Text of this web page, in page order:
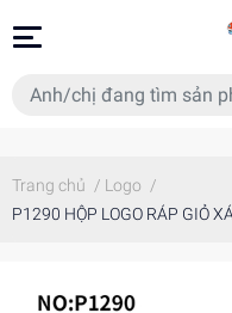
Trang chủ / Logo /
P1290 HỘP LOGO RÁP GIỎ